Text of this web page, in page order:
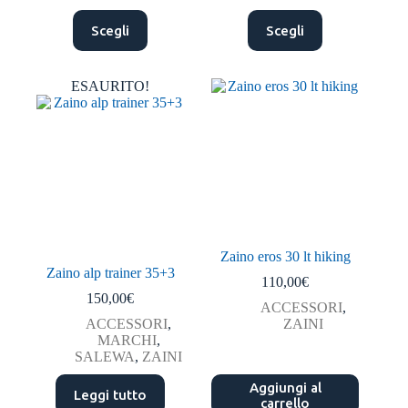
Scegli
Questo
prodotto
ha
varianti.
Le
Scegli
Questo
prodotto
ha
varianti.
ESAURITO!
Zaino alp trainer 35+3
150,00€
ACCESSORI,
MARCHI,
SALEWA,ZAINI
Leggi tutto
Zaino eros 30 lt hiking
110,00€
ACCESSORI,
ZAINI
Aggiungi al
carrello